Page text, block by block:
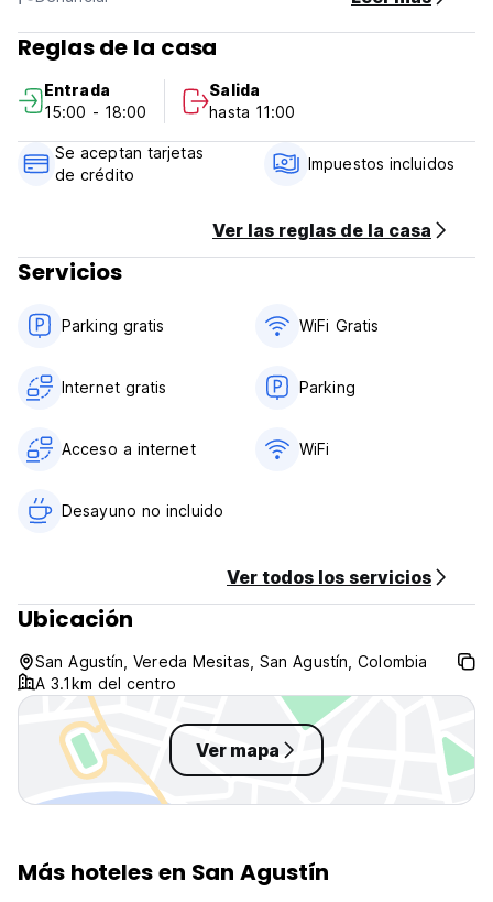
Todas las habitaciones tienen baño privado e internet.
Admitimos mascotas bajo petición.
check-out: 11:00 a.m.
Manu Viajeros es un alojamiento rural, que permitirá al
turista tener una interacción muy cercana con la naturaleza,
disfrutar de hermosos paisajes y el canto de los pájaros.
Reglas de la casa
Entrada
15:00 - 18:00
Salida
hasta 11:00
Se aceptan tarjetas
de crédito
Impuestos incluidos
Ver las reglas de la casa
Servicios
Parking gratis WiFi Gratis
Internet gratis Parking
Acceso a internet WiFi
Desayuno no incluido
Ver todos los servicios
Ubicación
San Agustín, Vereda Mesitas, San Agustín, Colombia
A 3.1km del centro
Ver mapa
Más hoteles en San Agustín